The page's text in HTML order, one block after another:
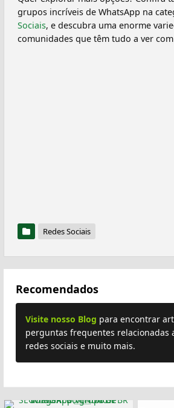
grupos incríveis de WhatsApp na
Sociais, e descubra uma enorme
comunidades que têm tudo a ver
Redes Sociais
Recomendados
Visite nosso Blog para encontrar
perguntas frequentes relacionadas
redes sociais e muito mais.